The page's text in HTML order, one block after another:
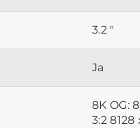
3.2 "
Ja
8K OG:
3:2 8128